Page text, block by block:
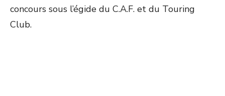
concours sous l’égide du C.A.F. et du Touring
Club.